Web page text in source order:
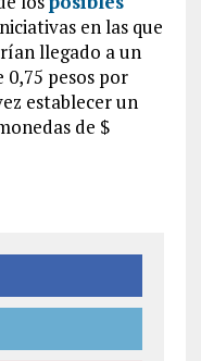
en las que
llegado a un
pesos por
establecer un
de $